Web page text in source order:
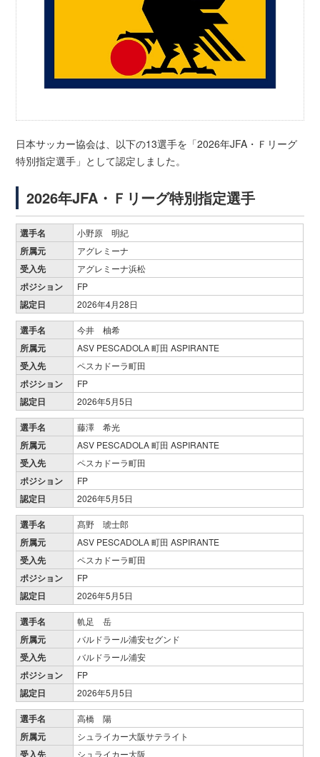
日本サッカー協会は、以下の13選手を「2026年JFA・Ｆリーグ
特別指定選手」として認定しました。
2026年JFA・Ｆリーグ特別指定選手
選手名 小野原 明紀
所属元 アグレミーナ
受入先 アグレミーナ浜松
ポジション FP
認定日 2026年4月28日
選手名 今井 柚希
所属元 ASV PESCADOLA 町田 ASPIRANTE
受入先 ペスカドーラ町田
ポジション FP
認定日 2026年5月5日
選手名 藤澤 希光
所属元 ASV PESCADOLA 町田 ASPIRANTE
受入先 ペスカドーラ町田
ポジション FP
認定日 2026年5月5日
選手名 髙野 琥士郎
所属元 ASV PESCADOLA 町田 ASPIRANTE
受入先 ペスカドーラ町田
ポジション FP
認定日 2026年5月5日
選手名 㠶足 岳
所属元 バルドラール浦安セグンド
受入先 バルドラール浦安
ポジション FP
認定日 2026年5月5日
選手名 高橋 陽
所属元 シュライカー大阪サテライト
受入先 シュライカー大阪